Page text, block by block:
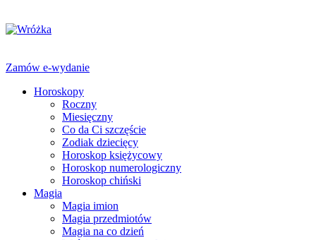
Zamów e-wydanie
Horoskopy
Roczny
Miesięczny
Co da Ci szczęście
Zodiak dziecięcy
Horoskop księżycowy
Horoskop numerologiczny
Horoskop chiński
Magia
Magia imion
Magia przedmiotów
Magia na co dzień